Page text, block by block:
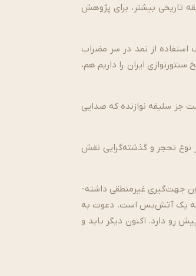
تاریخی بیشتر، برای پژوهش
از نمد در سر مضراب
ایران را داریم هم،
جز سلیقه نوازنده که صدایی
نوع تحجر و گذشته­‌گرایی نقش
بدیهی­‌ست، سخن این یادداشت مطلق نیست. چه بسیار نوازندگانی که اسیر این بحث بی­‌انتها نشده­‌اند. چه بسیار که از ابتدا، دیدی روشن و بدون­ جهت­‌گیری غیرمنطقی داشته‌­
به یک آتش­‌بس است. دعوت به
رو دارد. اکنون دیگر باید و